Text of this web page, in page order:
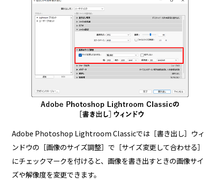
Adobe Photoshop Lightroom Classicでは［書き出し］ウィ
ンドウの［画像のサイズ調整］で［サイズ変更して合わせる］
にチェックマークを付けると、画像を書き出すときの画像サイ
ズや解像度を変更できます。